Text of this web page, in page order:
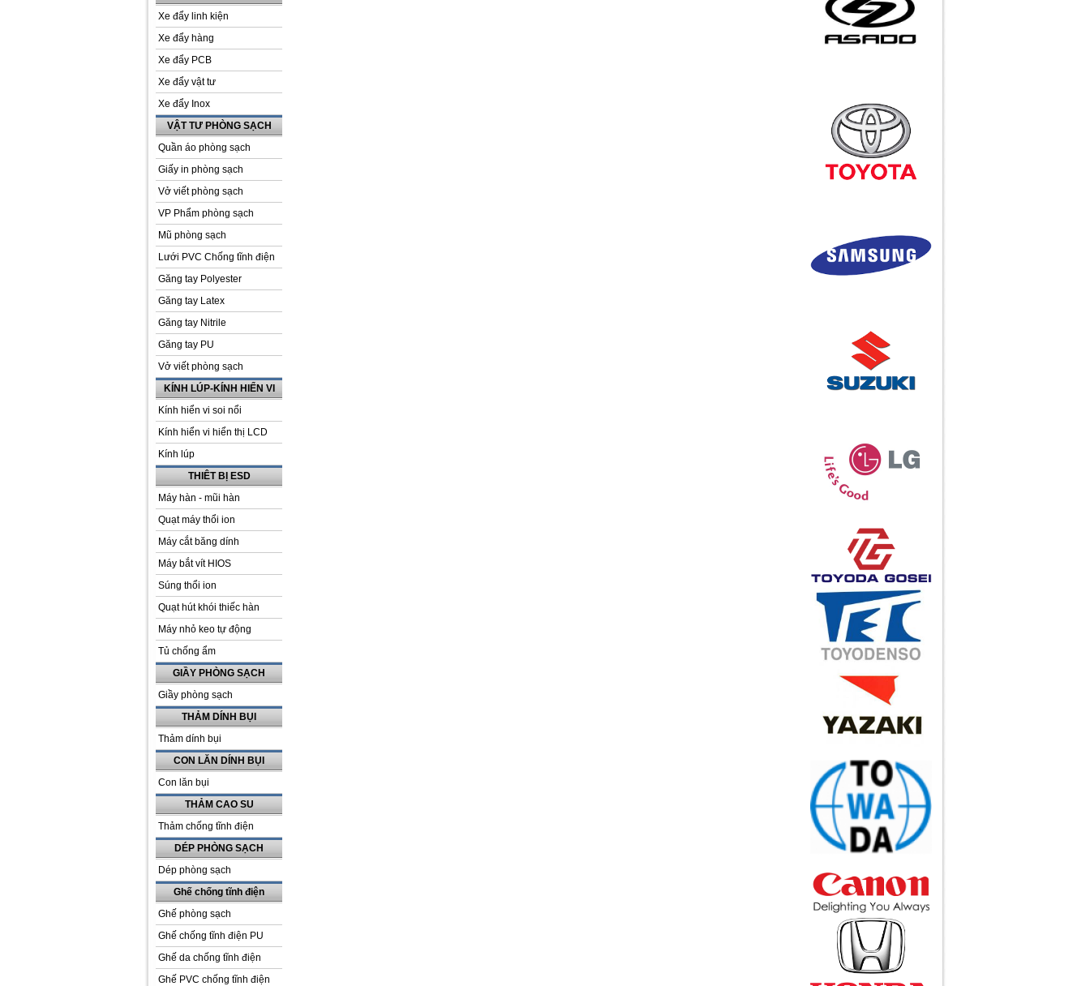
Xe đẩy linh kiện
Xe đẩy hàng
Xe đẩy PCB
Xe đẩy vật tư
Xe đẩy Inox
VẬT TƯ PHÒNG SẠCH
Quần áo phòng sạch
Giấy in phòng sạch
Vở viết phòng sạch
VP Phẩm phòng sạch
Mũ phòng sạch
Lưới PVC Chống tĩnh điện
Găng tay Polyester
Găng tay Latex
Găng tay Nitrile
Găng tay PU
Vở viết phòng sạch
KÍNH LÚP-KÍNH HIỂN VI
Kính hiển vi soi nổi
Kính hiển vi hiển thị LCD
Kính lúp
THIÊT BỊ ESD
Máy hàn - mũi hàn
Quạt máy thổi ion
Máy cắt băng dính
Máy bắt vít HIOS
Súng thổi ion
Quạt hút khói thiếc hàn
Máy nhỏ keo tự động
Tủ chống ẩm
GIẦY PHÒNG SẠCH
Giầy phòng sạch
THẢM DÍNH BỤI
Thảm dính bụi
CON LĂN DÍNH BỤI
Con lăn bụi
THẢM CAO SU
Thảm chống tĩnh điện
DÉP PHÒNG SẠCH
Dép phòng sạch
Ghế chống tĩnh điện
Ghế phòng sạch
Ghế chống tĩnh điện PU
Ghế da chống tĩnh điện
Ghế PVC chống tĩnh điện
Samsung Galaxy Note so
dáng với Nokia N9 và
iPhone 4
Quần áo phòng sạch -
Huyền thoại Steve Jobs
qua đời ở tuổi 56
Bàn thao tác, giá kệ, xe
đẩy, vật tư, khu công
nghiệp, băng tải....
Call
Ống chống tĩnh điện
Call
Ống INOX
Call
Khớp nối H-1
Call
Khớp nối H-1B
Call
Khớp nối ASADO HJ-1
Call
Khớp nối ASADO HJ-2
Call
Call
Xe đẩy inox ESDK-116-
3SSB